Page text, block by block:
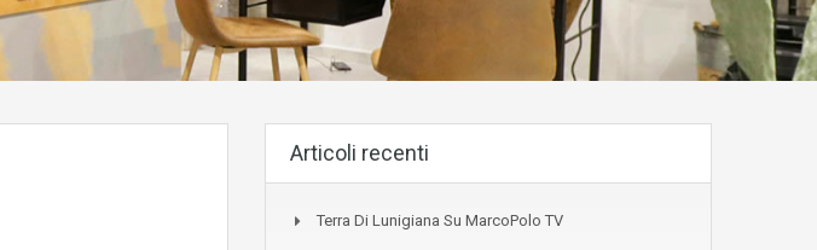
Articoli recenti
Terra Di Lunigiana Su MarcoPolo TV